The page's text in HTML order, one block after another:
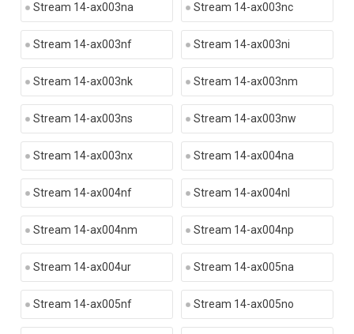
Stream 14-ax003na Stream 14-ax003nc
Stream 14-ax003nf Stream 14-ax003ni
Stream 14-ax003nk Stream 14-ax003nm
Stream 14-ax003ns Stream 14-ax003nw
Stream 14-ax003nx Stream 14-ax004na
Stream 14-ax004nf Stream 14-ax004nl
Stream 14-ax004nm Stream 14-ax004np
Stream 14-ax004ur Stream 14-ax005na
Stream 14-ax005nf Stream 14-ax005no